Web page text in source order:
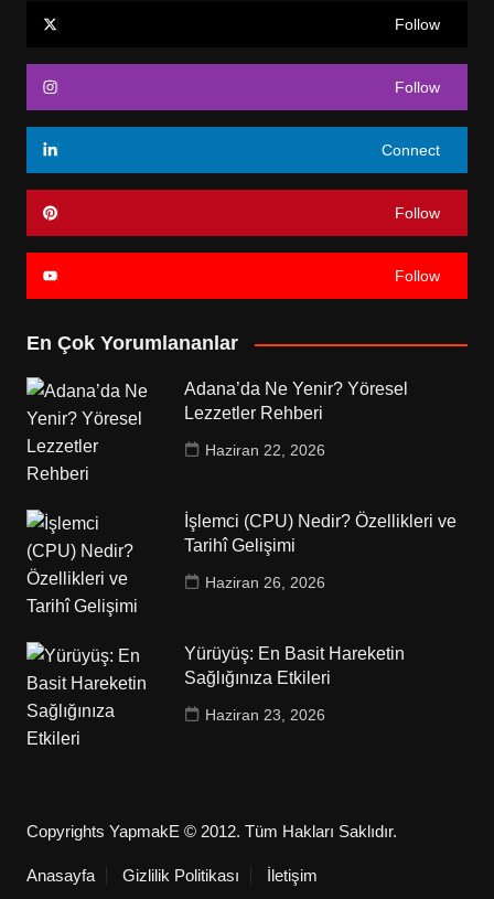
Follow
Follow
Connect
Follow
Follow
En Çok Yorumlananlar
Adana’da Ne Yenir? Yöresel
Lezzetler Rehberi
Haziran 22, 2026
İşlemci (CPU) Nedir? Özellikleri ve
Tarihî Gelişimi
Haziran 26, 2026
Yürüyüş: En Basit Hareketin
Sağlığınıza Etkileri
Haziran 23, 2026
Copyrights YapmakE © 2012. Tüm Hakları Saklıdır.
Anasayfa Gizlilik Politikası İletişim